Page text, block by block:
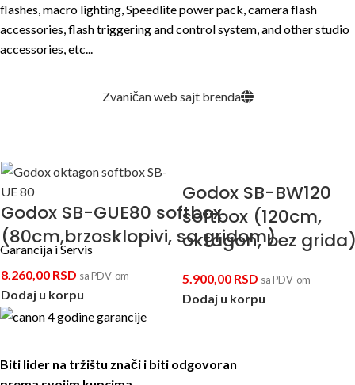
flashes, macro lighting, Speedlite power pack, camera flash
accessories, flash triggering and control system, and other studio
accessories, etc...
Zvaničan web sajt brenda
Godox SB-GUE80 softbox
(80cm,brzosklopivi, sa gridom)
8.260,00 RSD sa PDV-om
Dodaj u korpu
Godox SB-BW120
softbox (120cm,
oktagon, bez
5.900,00 RSD sa PDV-om
Dodaj u korpu
Garancija i Servis
Biti lider na tržištu znači i biti odgovoran